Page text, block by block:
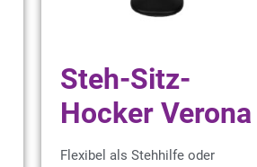
Steh-Sitz-
Hocker Verona
Flexibel als Stehhilfe oder